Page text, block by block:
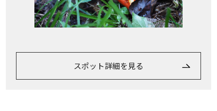
スポット詳細を見る